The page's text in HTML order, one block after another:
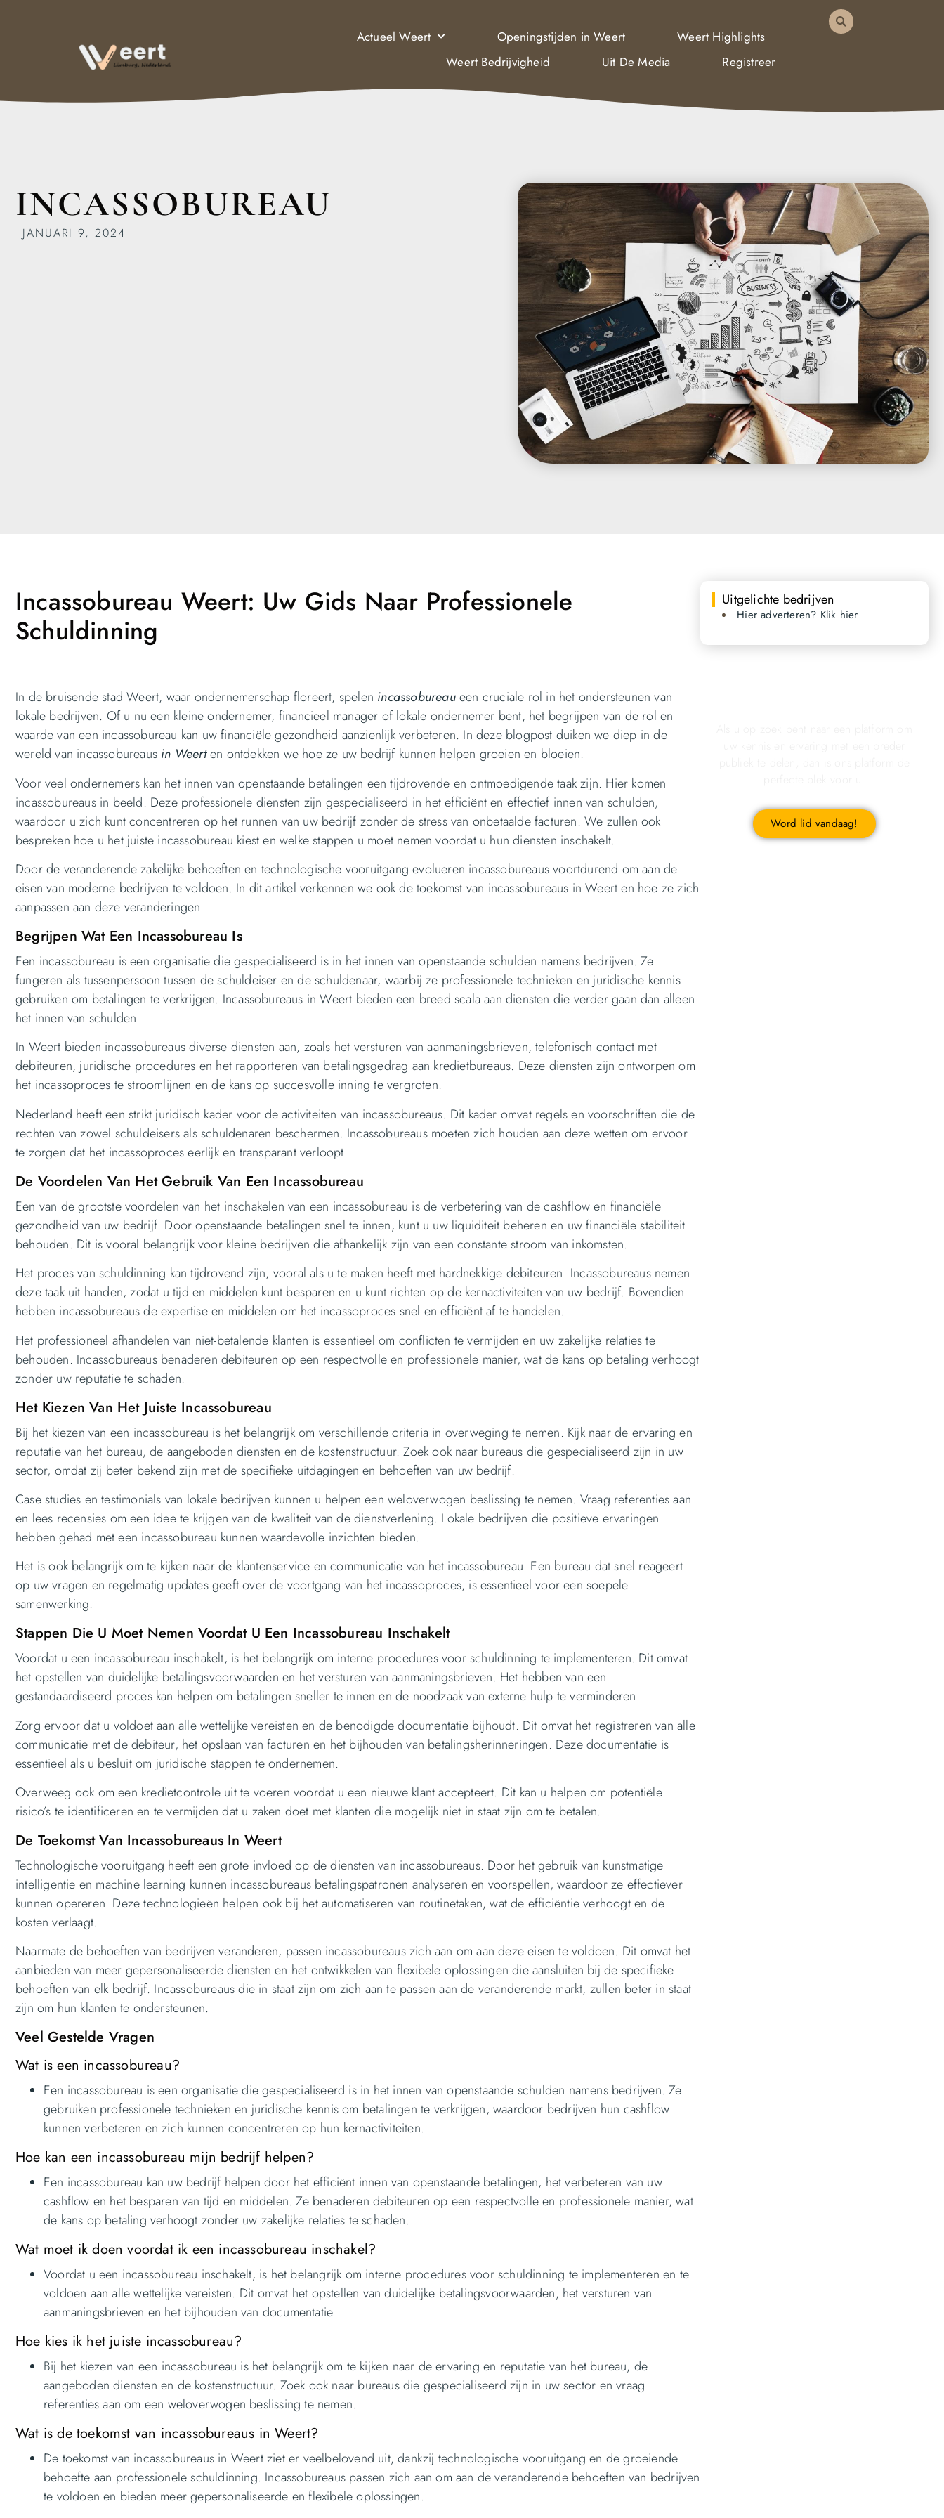
Actueel Weert Openingstijden in Weert
Weert Highlights
Weert Bedrijvigheid
Uit De Media Registreer
INCASSOBUREAU
JANUARI 9, 2024
Incassobureau Weert: Uw Gids Naar Professionele
Schuldinning
In de bruisende stad Weert, waar ondernemerschap floreert, spelen incassobureaueen cruciale rol in het ondersteunen van
lokale bedrijven. Of u nu een kleine ondernemer, financieel manager of lokale ondernemer bent, het begrijpen van de rol en
waarde van een incassobureau kan uw financiële gezondheid aanzienlijk verbeteren. In deze blogpost duiken we diep in de
wereld van incassobureaus in Weerten ontdekken we hoe ze uw bedrijf kunnen helpen groeien en bloeien.
Voor veel ondernemers kan het innen van openstaande betalingen een tijdrovende en ontmoedigende taak zijn. Hier komen
incassobureaus in beeld. Deze professionele diensten zijn gespecialiseerd in het efficiënt en effectief innen van schulden,
waardoor u zich kunt concentreren op het runnen van uw bedrijf zonder de stress van onbetaalde facturen. We zullen ook
bespreken hoe u het juiste incassobureau kiest en welke stappen u moet nemen voordat u hun diensten inschakelt.
Door de veranderende zakelijke behoeften en technologische vooruitgang evolueren incassobureaus voortdurend om aan de
eisen van moderne bedrijven te voldoen. In dit artikel verkennen we ook de toekomst van incassobureaus in Weert en hoe ze zich
aanpassen aan deze veranderingen.
Begrijpen Wat Een Incassobureau Is
Een incassobureau is een organisatie die gespecialiseerd is in het innen van openstaande schulden namens bedrijven. Ze
fungeren als tussenpersoon tussen de schuldeiser en de schuldenaar, waarbij ze professionele technieken en juridische kennis
gebruiken om betalingen te verkrijgen. Incassobureaus in Weert bieden een breed scala aan diensten die verder gaan dan alleen
het innen van schulden.
In Weert bieden incassobureaus diverse diensten aan, zoals het versturen van aanmaningsbrieven, telefonisch contact met
debiteuren, juridische procedures en het rapporteren van betalingsgedrag aan kredietbureaus. Deze diensten zijn ontworpen om
het incassoproces te stroomlijnen en de kans op succesvolle inning te vergroten.
Nederland heeft een strikt juridisch kader voor de activiteiten van incassobureaus. Dit kader omvat regels en voorschriften die de
rechten van zowel schuldeisers als schuldenaren beschermen. Incassobureaus moeten zich houden aan deze wetten om ervoor
te zorgen dat het incassoproces eerlijk en transparant verloopt.
De Voordelen Van Het Gebruik Van Een Incassobureau
Een van de grootste voordelen van het inschakelen van een incassobureau is de verbetering van de cashflow en financiële
gezondheid van uw bedrijf. Door openstaande betalingen snel te innen, kunt u uw liquiditeit beheren en uw financiële stabiliteit
behouden. Dit is vooral belangrijk voor kleine bedrijven die afhankelijk zijn van een constante stroom van inkomsten.
Het proces van schuldinning kan tijdrovend zijn, vooral als u te maken heeft met hardnekkige debiteuren. Incassobureaus nemen
deze taak uit handen, zodat u tijd en middelen kunt besparen en u kunt richten op de kernactiviteiten van uw bedrijf. Bovendien
hebben incassobureaus de expertise en middelen om het incassoproces snel en efficiënt af te handelen.
Het professioneel afhandelen van niet-betalende klanten is essentieel om conflicten te vermijden en uw zakelijke relaties te
behouden. Incassobureaus benaderen debiteuren op een respectvolle en professionele manier, wat de kans op betaling verhoogt
zonder uw reputatie te schaden.
Het Kiezen Van Het Juiste Incassobureau
Bij het kiezen van een incassobureau is het belangrijk om verschillende criteria in overweging te nemen. Kijk naar de ervaring en
reputatie van het bureau, de aangeboden diensten en de kostenstructuur. Zoek ook naar bureaus die gespecialiseerd zijn in uw
sector, omdat zij beter bekend zijn met de specifieke uitdagingen en behoeften van uw bedrijf.
Case studies en testimonials van lokale bedrijven kunnen u helpen een weloverwogen beslissing te nemen. Vraag referenties aan
en lees recensies om een idee te krijgen van de kwaliteit van de dienstverlening. Lokale bedrijven die positieve ervaringen
hebben gehad met een incassobureau kunnen waardevolle inzichten bieden.
Het is ook belangrijk om te kijken naar de klantenservice en communicatie van het incassobureau. Een bureau dat snel reageert
op uw vragen en regelmatig updates geeft over de voortgang van het incassoproces, is essentieel voor een soepele
samenwerking.
Stappen Die U Moet Nemen Voordat U Een Incassobureau Inschakelt
Voordat u een incassobureau inschakelt, is het belangrijk om interne procedures voor schuldinning te implementeren. Dit omvat
het opstellen van duidelijke betalingsvoorwaarden en het versturen van aanmaningsbrieven. Het hebben van een
gestandaardiseerd proces kan helpen om betalingen sneller te innen en de noodzaak van externe hulp te verminderen.
Zorg ervoor dat u voldoet aan alle wettelijke vereisten en de benodigde documentatie bijhoudt. Dit omvat het registreren van alle
communicatie met de debiteur, het opslaan van facturen en het bijhouden van betalingsherinneringen. Deze documentatie is
essentieel als u besluit om juridische stappen te ondernemen.
Overweeg ook om een kredietcontrole uit te voeren voordat u een nieuwe klant accepteert. Dit kan u helpen om potentiële
risico’s te identificeren en te vermijden dat u zaken doet met klanten die mogelijk niet in staat zijn om te betalen.
De Toekomst Van Incassobureaus In Weert
Technologische vooruitgang heeft een grote invloed op de diensten van incassobureaus. Door het gebruik van kunstmatige
intelligentie en machine learning kunnen incassobureaus betalingspatronen analyseren en voorspellen, waardoor ze effectiever
kunnen opereren. Deze technologieën helpen ook bij het automatiseren van routinetaken, wat de efficiëntie verhoogt en de
kosten verlaagt.
Naarmate de behoeften van bedrijven veranderen, passen incassobureaus zich aan om aan deze eisen te voldoen. Dit omvat het
aanbieden van meer gepersonaliseerde diensten en het ontwikkelen van flexibele oplossingen die aansluiten bij de specifieke
behoeften van elk bedrijf. Incassobureaus die in staat zijn om zich aan te passen aan de veranderende markt, zullen beter in staat
zijn om hun klanten te ondersteunen.
Veel Gestelde Vragen
Wat is een incassobureau?
Een incassobureau is een organisatie die gespecialiseerd is in het innen van openstaande schulden namens bedrijven. Ze
gebruiken professionele technieken en juridische kennis om betalingen te verkrijgen, waardoor bedrijven hun cashflow
kunnen verbeteren en zich kunnen concentreren op hun kernactiviteiten.
Hoe kan een incassobureau mijn bedrijf helpen?
Een incassobureau kan uw bedrijf helpen door het efficiënt innen van openstaande betalingen, het verbeteren van uw
cashflow en het besparen van tijd en middelen. Ze benaderen debiteuren op een respectvolle en professionele manier, wat
de kans op betaling verhoogt zonder uw zakelijke relaties te schaden.
Wat moet ik doen voordat ik een incassobureau inschakel?
Voordat u een incassobureau inschakelt, is het belangrijk om interne procedures voor schuldinning te implementeren en te
voldoen aan alle wettelijke vereisten. Dit omvat het opstellen van duidelijke betalingsvoorwaarden, het versturen van
aanmaningsbrieven en het bijhouden van documentatie.
Hoe kies ik het juiste incassobureau?
Bij het kiezen van een incassobureau is het belangrijk om te kijken naar de ervaring en reputatie van het bureau, de
aangeboden diensten en de kostenstructuur. Zoek ook naar bureaus die gespecialiseerd zijn in uw sector en vraag
referenties aan om een weloverwogen beslissing te nemen.
Wat is de toekomst van incassobureaus in Weert?
De toekomst van incassobureaus in Weert ziet er veelbelovend uit, dankzij technologische vooruitgang en de groeiende
behoefte aan professionele schuldinning. Incassobureaus passen zich aan om aan de veranderende behoeften van bedrijven
te voldoen en bieden meer gepersonaliseerde en flexibele oplossingen.
Uitgelichte bedrijven
Hier adverteren? Klik hier
Word lid vandaag!